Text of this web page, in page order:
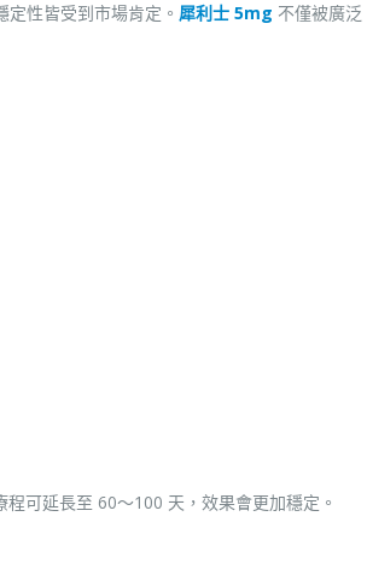
性皆受到市場肯定。 犀利士 5mg 不僅被廣泛
可延長至 60～100 天，效果會更加穩定。